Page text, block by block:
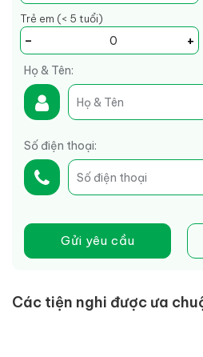
Trẻ em (< 5 tuổi)
- +
Họ & Tên:
Số điện thoại:
Gửi yêu cầu
Các tiện nghi được ưa